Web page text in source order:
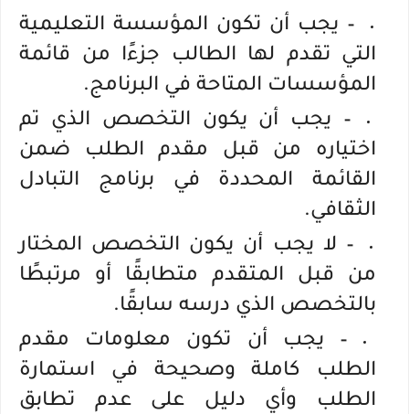
– يجب أن تكون المؤسسة التعليمية
التي تقدم لها الطالب جزءًا من قائمة
المؤسسات المتاحة في البرنامج.
– يجب أن يكون التخصص الذي تم
اختياره من قبل مقدم الطلب ضمن
القائمة المحددة في برنامج التبادل
الثقافي.
– لا يجب أن يكون التخصص المختار
من قبل المتقدم متطابقًا أو مرتبطًا
بالتخصص الذي درسه سابقًا.
– يجب أن تكون معلومات مقدم
الطلب كاملة وصحيحة في استمارة
الطلب وأي دليل على عدم تطابق